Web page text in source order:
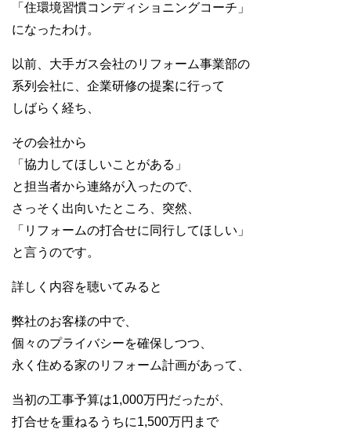
「住環境習慣コンディショニングコーチ」
になったわけ。
以前、大手ガス会社のリフォーム事業部の
系列会社に、企業研修の提案に行って
しばらく経ち、
その会社から
「協力してほしいことがある」
と担当者から連絡が入ったので、
さっそく出向いたところ、突然、
「リフォームの打合せに同行してほしい」
と言うのです。
詳しく内容を聴いてみると
弊社のお客様の中で、
個々のプライバシーを確保しつつ、
永く住める家のリフォーム計画があって、
当初の工事予算は1,000万円だったが、
打合せを重ねるうちに1,500万円まで